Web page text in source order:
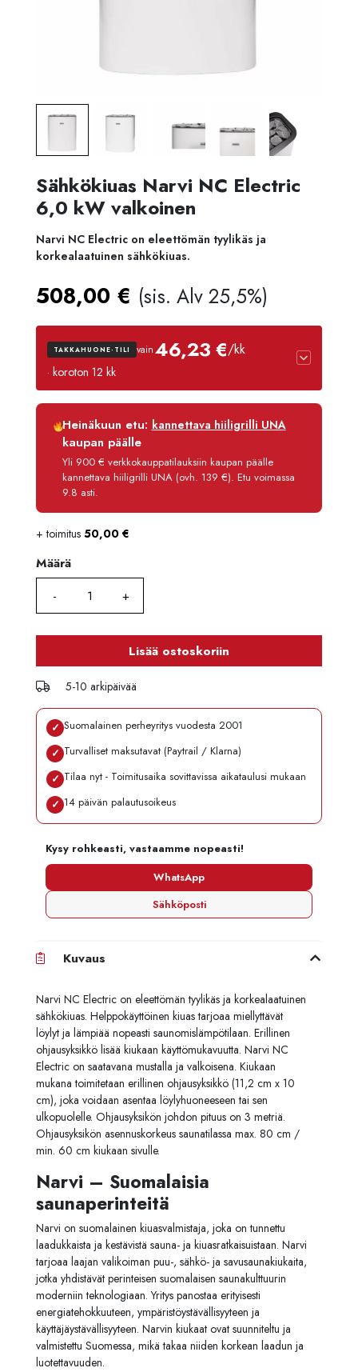
Sähkökiuas Narvi NC Electric
6,0 kW valkoinen
Narvi NC Electric on eleettömän tyylikäs ja
korkealaatuinen sähkökiuas.
508,00 € (sis. Alv 25,5%)
TAKKAHUONE-TILI vain46,23 €/kk
· koroton 12 kk
Luottoaika
12 kk
Korko
Käsittelymaksu
3,90 €/kk
Maksettava yhteensä
554,80 €
Heinäkuun etu: kannettava hiiligrilli UNA
kaupan päälle
Yli 900 € verkkokauppatilauksiin kaupan päälle
kannettava hiiligrilli UNA (ovh. 139 €). Etu voimassa
9.8 asti.
+ toimitus 50,00 €
Määrä
Määrä
Lisää ostoskoriin
5-10 arkipäivää
✓ Suomalainen perheyritys vuodesta 2001
✓ Turvalliset maksutavat (Paytrail / Klarna)
✓ Tilaa nyt - Toimitusaika sovittavissa aikataulusi mukaan
✓ 14 päivän palautusoikeus
Kysy rohkeasti, vastaamme nopeasti!
WhatsApp
Sähköposti
Kuvaus
Narvi NC Electric on eleettömän tyylikäs ja korkealaatuinen
sähkökiuas. Helppokäyttöinen kiuas tarjoaa miellyttävät
löylyt ja lämpiää nopeasti saunomislämpötilaan. Erillinen
ohjausyksikkö lisää kiukaan käyttömukavuutta. Narvi NC
Electric on saatavana mustalla ja valkoisena. Kiukaan
mukana toimitetaan erillinen ohjausyksikkö (11,2 cm x 10
cm), joka voidaan asentaa löylyhuoneeseen tai sen
ulkopuolelle. Ohjausyksikön johdon pituus on 3 metriä.
Ohjausyksikön asennuskorkeus saunatilassa max. 80 cm /
min. 60 cm kiukaan sivulle.
Narvi – Suomalaisia
saunaperinteitä
Narvi on suomalainen kiuasvalmistaja, joka on tunnettu
laadukkaista ja kestävistä sauna- ja kiuasratkaisuistaan. Narvi
tarjoaa laajan valikoiman puu-, sähkö- ja savusaunakiukaita,
jotka yhdistävät perinteisen suomalaisen saunakulttuurin
moderniin teknologiaan. Yritys panostaa erityisesti
energiatehokkuuteen, ympäristöystävällisyyteen ja
käyttäjäystävällisyyteen. Narvin kiukaat ovat suunniteltu ja
valmistettu Suomessa, mikä takaa niiden korkean laadun ja
luotettavuuden.